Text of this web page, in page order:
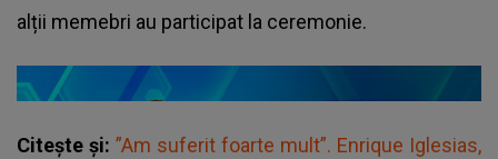
alții memebri au participat la ceremonie.
Citește și: ”Am suferit foarte mult”. Enrique Iglesias,